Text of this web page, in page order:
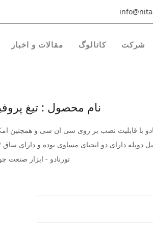
شرکت کاتالوگ مقالات و اخبار
نام محصول : تیغ
با قابلیت نصب بر روی سی ان سی و
دارای دو انحنای مساوی بوده و دارای ساق 12 میلیمتر برای کاهش لرزش ابزار میباشد.
تورنادو - ابزار صنعت